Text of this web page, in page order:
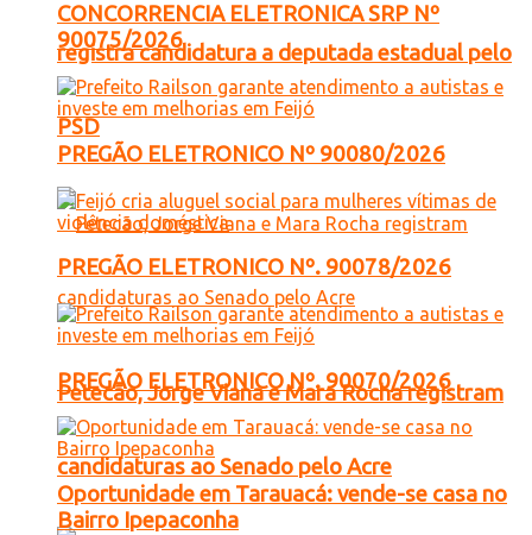
registra candidatura a deputada estadual pelo
PSD
Petecão, Jorge Viana e Mara Rocha registram
candidaturas ao Senado pelo Acre
CONCORRENCIA ELETRONICA SRP Nº
90075/2026
PREGÃO ELETRONICO Nº 90080/2026
PREGÃO ELETRONICO Nº. 90078/2026
PREGÃO ELETRONICO Nº. 90070/2026
Oportunidade em Tarauacá: vende-se casa no
Bairro Ipepaconha